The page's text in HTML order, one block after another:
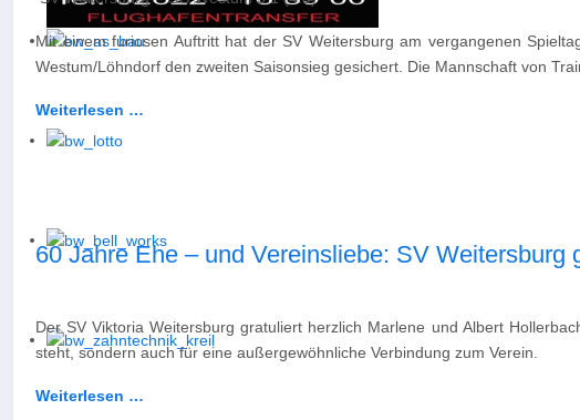
Mit einem furiosen Auftritt hat der SV Weitersburg am vergangenen
Westum/Löhndorf den zweiten Saisonsieg gesichert. Die Mannschaft von
Weiterlesen …
60 Jahre Ehe – und Vereinsliebe: SV
Der SV Viktoria Weitersburg gratuliert herzlich Marlene und Albert
steht, sondern auch für eine außergewöhnliche Verbindung zum Verein.
Weiterlesen …